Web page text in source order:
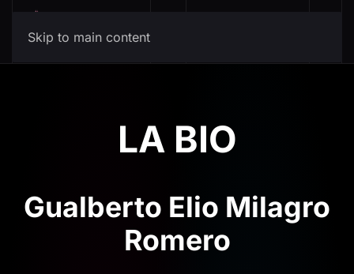
Skip to main content
LA BIO
Gualberto Elio Milagro
Romero